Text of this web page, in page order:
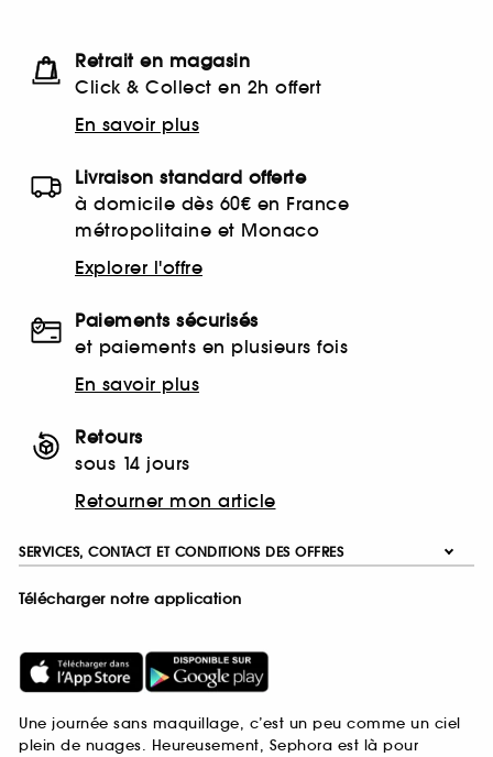
Retrait en magasin
Click & Collect en 2h offert
En savoir plus
Livraison standard offerte
à domicile dès 60€ en France
métropolitaine et Monaco
Explorer l'offre
Paiements sécurisés
et paiements en plusieurs fois
En savoir plus
Retours
sous 14 jours
Retourner mon article
SERVICES, CONTACT ET CONDITIONS DES OFFRES
Télécharger notre application
Une journée sans maquillage, c’est un peu comme un ciel
plein de nuages. Heureusement, Sephora est là pour